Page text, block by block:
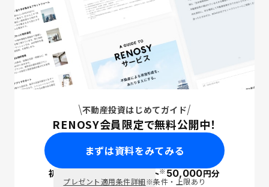
不動産投資はじめてガイド
RENOSY会員限定で無料公開中！
まずは資料をみてみる
初回面談で ポイント※50,000円分
プレゼント適用条件詳細※条件・上限あり